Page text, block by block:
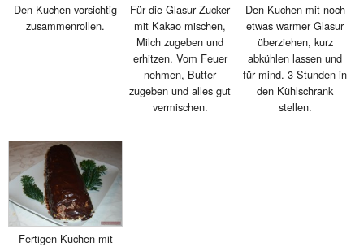
Den Kuchen vorsichtig
zusammenrollen.
Für die Glasur Zucker
mit Kakao mischen,
Milch zugeben und
erhitzen. Vom Feuer
nehmen, Butter
zugeben und alles gut
vermischen.
Den Kuchen mit noch
etwas warmer Glasur
überziehen, kurz
abkühlen lassen und
für mind. 3 Stunden in
den Kühlschrank
stellen.
Fertigen Kuchen mit